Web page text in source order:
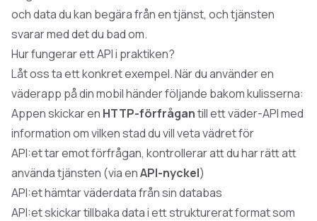
och data du kan begära från en tjänst, och tjänsten
svarar med det du bad om.
Hur fungerar ett API i praktiken?
Låt oss ta ett konkret exempel. När du använder en
väderapp på din mobil händer följande bakom kulisserna:
Appen skickar en HTTP-förfrågantill ett väder-API med
information om vilken stad du vill veta vädret för
API:et tar emot förfrågan, kontrollerar att du har rätt att
använda tjänsten (via enAPI-nyckel)
API:et hämtar väderdata från sin databas
API:et skickar tillbaka data i ett strukturerat format som